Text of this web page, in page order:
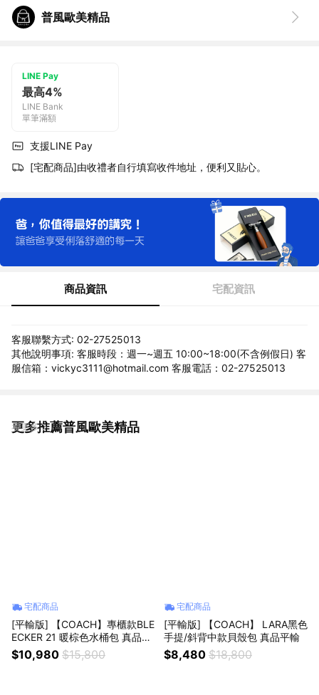
普風歐美精品
LINE Pay
最高4%
LINE Bank
單筆滿額
支援LINE Pay
[宅配商品]由收禮者自行填寫收件地址，便利又貼心。
商品資訊 宅配資訊
客服聯繫方式: 02-27525013
其他說明事項: 客服時段：週一~週五 10:00~18:00(不含例假日) 客
服信箱：vickyc3111@hotmail.com 客服電話：02-27525013
更多推薦普風歐美精品
看更多
宅配商品
[平輸版] 【COACH】專櫃款BLE
ECKER 21 暖棕色水桶包 真品平
輸
$10,980 $15,800
宅配商品
[平輸版] 【COACH】 LARA黑色
手提/斜背中款貝殼包 真品平輸
$8,480 $18,800